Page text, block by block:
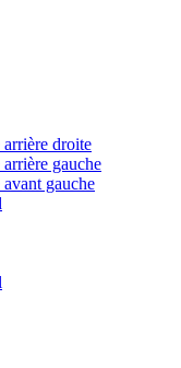
droite
gauche
gauche